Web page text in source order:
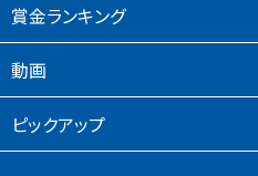
賞⾦ランキング
動画
ピックアップ